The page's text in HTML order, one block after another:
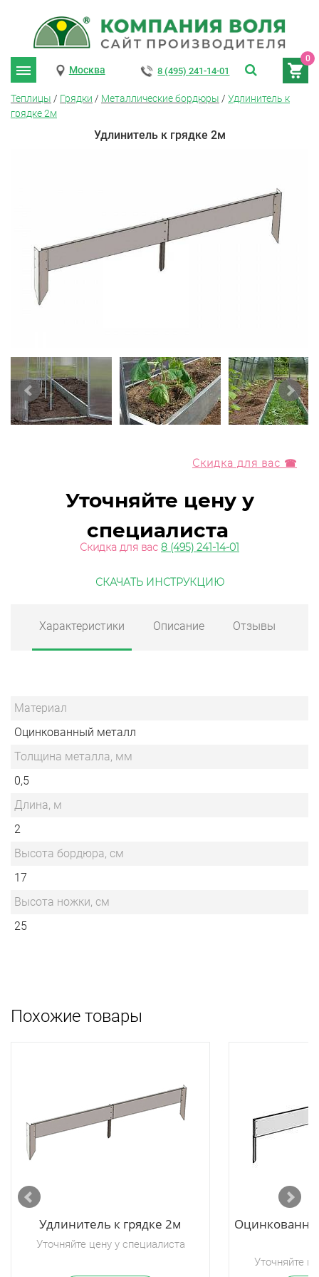
0
Москва 8 (495) 241-14-01
Теплицы / Грядки / Металлические бордюры / Удлинитель к
грядке 2м
Удлинитель к грядке 2м
Скидка для вас ☎
Уточняйте цену у
специалиста
Скидка для вас 8 (495) 241-14-01
СКАЧАТЬ ИНСТРУКЦИЮ
Характеристики Описание Отзывы
Материал
Оцинкованный металл
Толщина металла, мм
0,5
Длина, м
2
Высота бордюра, см
17
Высота ножки, см
25
Похожие товары
Удлинитель к грядке 2м
Уточняйте цену у специалиста
Уточняйте